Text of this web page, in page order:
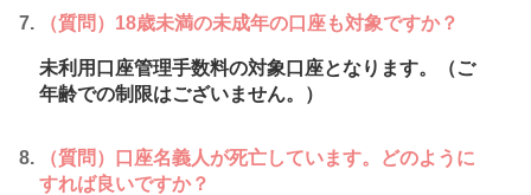
（質問）18歳未満の未成年の口座も対象ですか？
未利用口座管理手数料の対象口座となります。（ご
年齢での制限はございません。）
（質問）口座名義人が死亡しています。どのように
すれば良いですか？